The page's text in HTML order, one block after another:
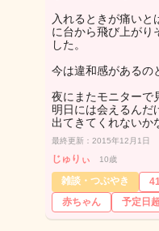
入れるときが痛いと
に台から飛び上がり
した。
今は違和感があるの
夜にまたモニターで
明日には会えるんだ
出てきてくれない
最終更新：2015年12月1日
じゅりぃ 10歳
雑談・つぶやき
赤ちゃん
予定日